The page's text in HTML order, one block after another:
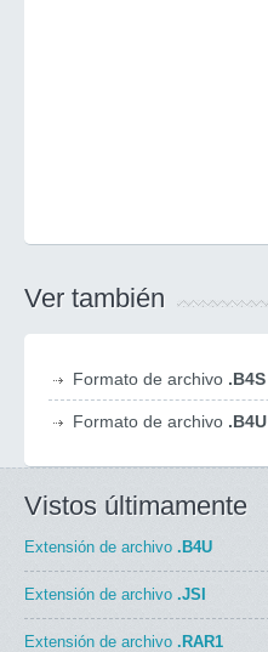
Ver también
Formato de archivo .B4S
Formato de archivo .B4U
Vistos últimamente
Extensión de archivo .B4U
Extensión de archivo .JSI
Extensión de archivo .RAR1